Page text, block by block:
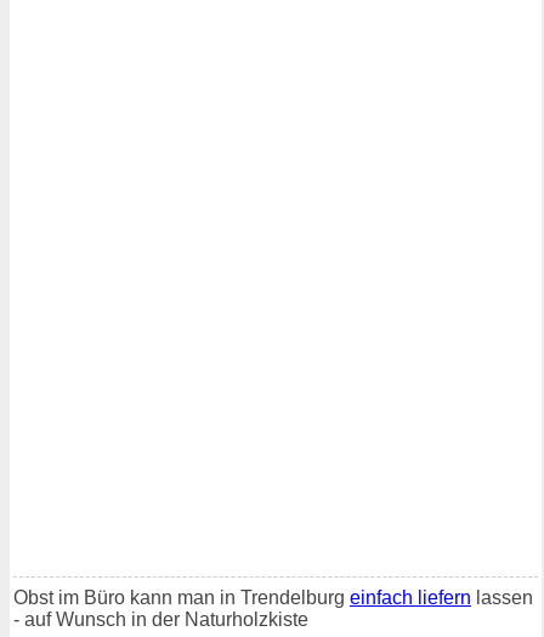
Obst im Büro kann man in Trendelburg einfach liefern lassen
- auf Wunsch in der Naturholzkiste